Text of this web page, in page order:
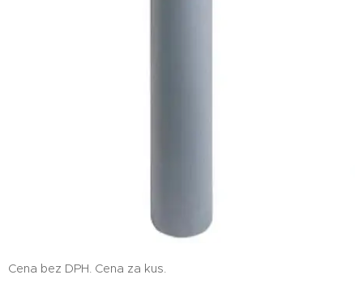
Cena bez DPH. Cena za kus.